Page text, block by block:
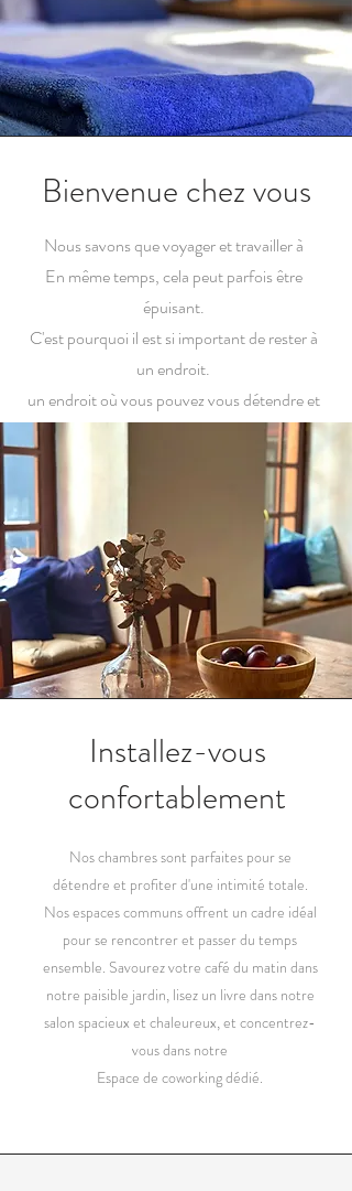
Bienvenue chez vous
Nous savons que voyager et travailler à
En même temps, cela peut parfois être
épuisant.
C'est pourquoi il est si important de rester à
un endroit.
un endroit où vous pouvez vous détendre et
vous sentir à l'aise
tout en explorant une nouvelle destination.
Installez-vous
confortablement
Nos chambres sont parfaites pour se
détendre et profiter d'une intimité totale.
Nos espaces communs offrent un cadre idéal
pour se rencontrer et passer du temps
ensemble. Savourez votre café du matin dans
notre paisible jardin, lisez un livre dans notre
salon spacieux et chaleureux, et concentrez-
vous dans notre
Espace de coworking dédié.